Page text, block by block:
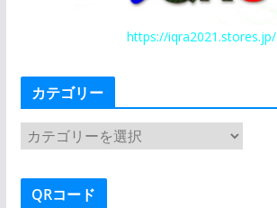
https://iqra2021.stores.jp/
カテゴリー
カ
テ
ゴ
QRコード